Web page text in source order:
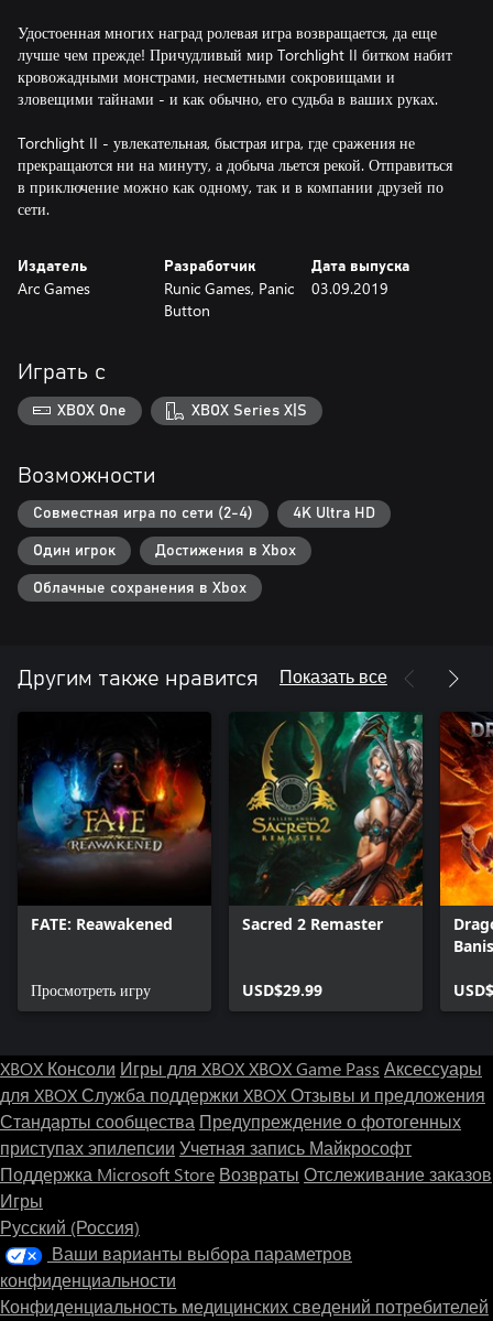
Удостоенная многих наград ролевая игра возвращается, да еще
лучше чем прежде! Причудливый мир Torchlight II битком набит
кровожадными монстрами, несметными сокровищами и
зловещими тайнами - и как обычно, его судьба в ваших руках.
Torchlight II - увлекательная, быстрая игра, где сражения не
прекращаются ни на минуту, а добыча льется рекой. Отправиться
в приключение можно как одному, так и в компании друзей по
сети.
Издатель
Arc Games
Разработчик
Runic Games, Panic
Button
Дата выпуска
03.09.2019
Играть с
XBOX One XBOX Series X|S
Возможности
Совместная игра по сети (2-4) 4K Ultra HD
Один игрок Достижения в Xbox
Облачные сохранения в Xbox
Другим также нравится Показать все
FATE: Reawakened
Просмотреть игру
Sacred 2 Remaster
USD$29.99
XBOX Консоли Игры для XBOXXBOX Game Pass Аксессуары
для XBOXСлужба поддержки XBOXОтзывы и предложения
Стандарты сообщества Предупреждение о фотогенных
приступах эпилепсии Учетная запись Майкрософт
Поддержка Microsoft Store Возвраты Отслеживание заказов
Игры
Русский (Россия)
Ваши варианты выбора параметров
конфиденциальности
Конфиденциальность медицинских сведений потребителей